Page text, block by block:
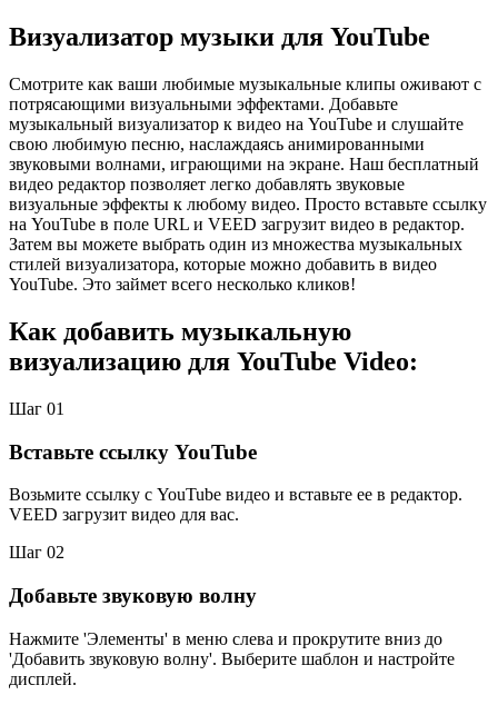
Визуализатор музыки для YouTube
Смотрите как ваши любимые музыкальные клипы оживают с
потрясающими визуальными эффектами. Добавьте
музыкальный визуализатор к видео на YouTube и слушайте
свою любимую песню, наслаждаясь анимированными
звуковыми волнами, играющими на экране. Наш бесплатный
видео редактор позволяет легко добавлять звуковые
визуальные эффекты к любому видео. Просто вставьте ссылку
на YouTube в поле URL и VEED загрузит видео в редактор.
Затем вы можете выбрать один из множества музыкальных
стилей визуализатора, которые можно добавить в видео
YouTube. Это займет всего несколько кликов!
Как добавить музыкальную
визуализацию для YouTube Video:
Шаг 01
Вставьте ссылку YouTube
Возьмите ссылку с YouTube видео и вставьте ее в редактор.
VEED загрузит видео для вас.
Шаг 02
Добавьте звуковую волну
Нажмите 'Элементы' в меню слева и прокрутите вниз до
'Добавить звуковую волну'. Выберите шаблон и настройте
дисплей.